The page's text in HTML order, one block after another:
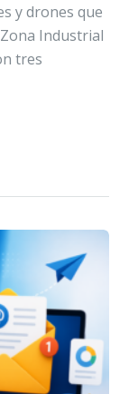
y drones que
Industrial
tres